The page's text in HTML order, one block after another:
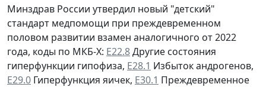
Минздрав России утвердил новый "детский"
стандарт медпомощи при преждевременном
половом развитии взамен аналогичного от 2022
года, коды по МКБ-Х: Е22.8Другие состояния
гиперфункции гипофиза, Е28.1 Избыток андрогенов,
Е29.0 Гиперфункция яичек, Е30.1 Преждевременное